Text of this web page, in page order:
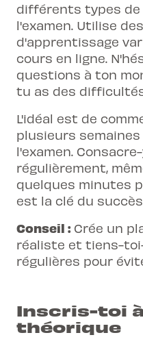
différents types de
l'examen. Utilise
d'apprentissage
cours en ligne.
questions à ton
tu as des
L'idéal est de
plusieurs
l'examen.
régulièrement,
quelques minutes
est la clé du
Conseil : Crée un
réaliste et tiens-
régulières pour
Inscris-toi
théorique